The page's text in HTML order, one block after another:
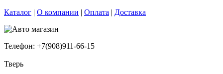
Каталог | О компании | Оплата | Доставка
Телефон: +7(908)911-66-15
Тверь